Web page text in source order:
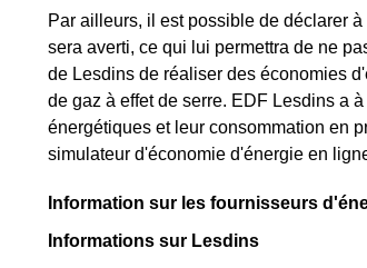
Par ailleurs, il est possible de déclarer
sera averti, ce qui lui permettra de ne
de Lesdins de réaliser des économies
de gaz à effet de serre. EDF Lesdins a
énergétiques et leur consommation en
simulateur d'économie d'énergie en
Information sur les fournisseurs
Informations sur Lesdins